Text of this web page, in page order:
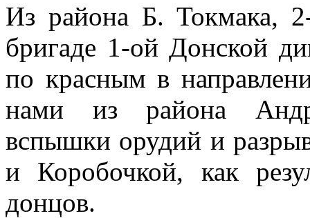
Из района Б. Токмака,
бригаде 1-ой Донской
по красным в
нами из района
вспышки орудий и
и Коробочкой, как
донцов.